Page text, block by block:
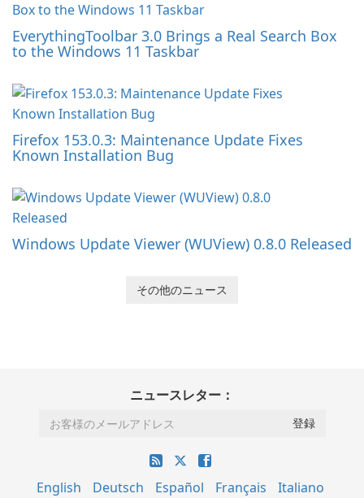
EverythingToolbar 3.0 Brings a Real Search Box
to the Windows 11 Taskbar
Firefox 153.0.3: Maintenance Update Fixes
Known Installation Bug
Windows Update Viewer (WUView) 0.8.0 Released
その他のニュース
ニュースレター：
English Deutsch Español Français
Italiano